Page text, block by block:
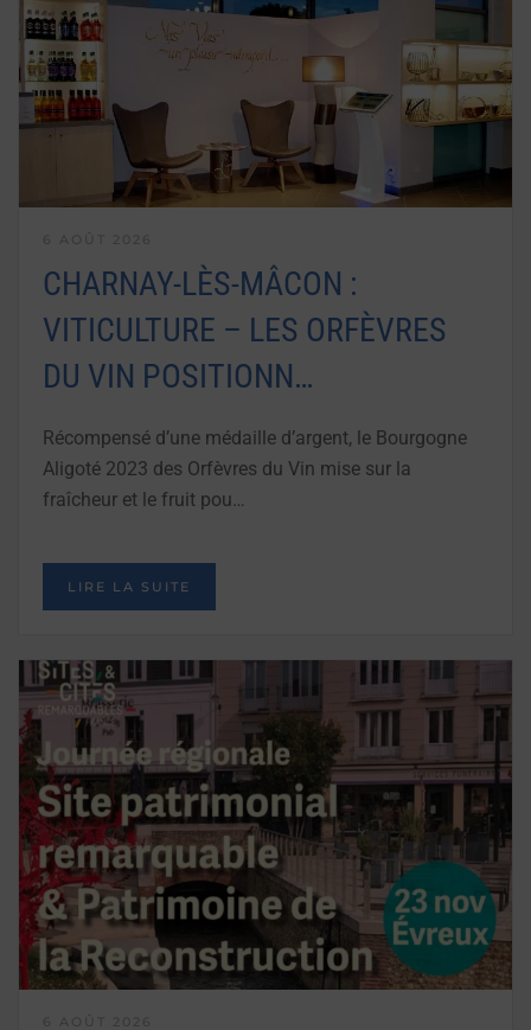
CHARNAY-LÈS-MÂCON :
VITICULTURE – LES ORFÈVRES
DU VIN POSITIONN…
Récompensé d’une médaille d’argent, le Bourgogne
Aligoté 2023 des Orfèvres du Vin mise sur la
fraîcheur et le fruit pou…
LIRE LA SUITE